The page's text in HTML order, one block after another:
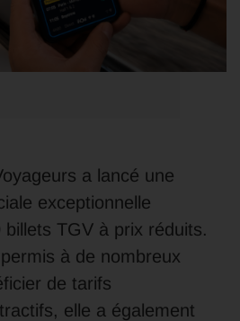
a lancé une
exceptionnelle
TGV à prix réduits.
à de nombreux
de tarifs
elle a également